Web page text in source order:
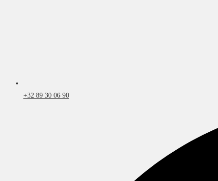
+32 89 30 06 90